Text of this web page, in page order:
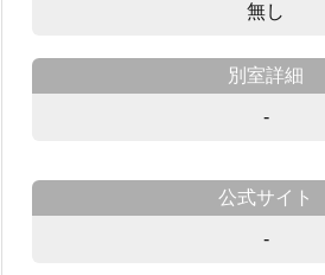
無し
別室詳細
-
公式サイト
-